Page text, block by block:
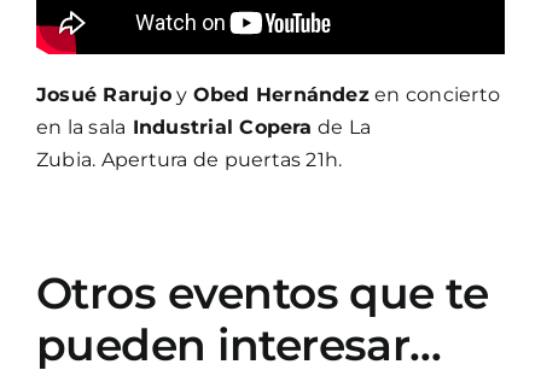
Josué Rarujoy Obed Hernándezen concierto
en la sala Industrial Copera de La
Zubia. Apertura de puertas 21h.
Otros eventos que te
pueden interesar…